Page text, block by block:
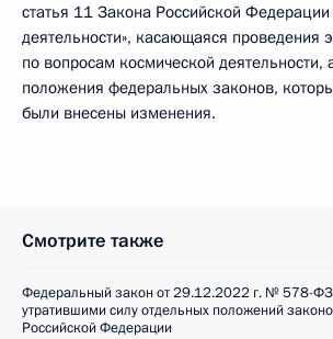
статья 11 Закона Российской
деятельности», касающаяся проведения
по вопросам космической деятельности,
положения федеральных законов,
были внесены изменения.
Смотрите также
Федеральный закон от 29.12.2022 г. № 578-
утратившими силу отдельных положений
Российской Федерации